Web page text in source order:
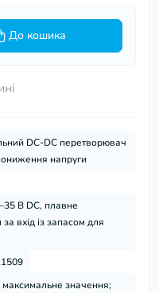
До кошика
DC-DC перетворювач
напруги
В DC, плавне
вхід із запасом для
значення;